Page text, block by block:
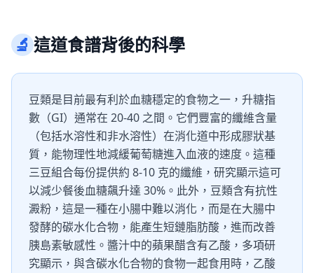
🔬這道食譜背後的科學
豆類是目前最有利於血糖穩定的食物之一，升糖指
數（GI）通常在 20-40 之間。它們豐富的纖維含量
（包括水溶性和非水溶性）在消化道中形成膠狀基
質，能物理性地減緩葡萄糖進入血液的速度。這種
三豆組合每份提供約 8-10 克的纖維，研究顯示這可
以減少餐後血糖飆升達 30%。此外，豆類含有抗性
澱粉，這是一種在小腸中難以消化，而是在大腸中
發酵的碳水化合物，能產生短鏈脂肪酸，進而改善
胰島素敏感性。醬汁中的蘋果醋含有乙酸，多項研
究顯示，與含碳水化合物的食物一起食用時，乙酸